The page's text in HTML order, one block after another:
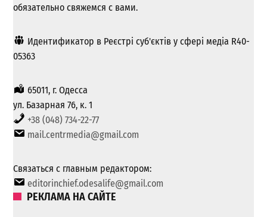
обязательно свяжемся с вами.
Идентификатор в Реєстрі суб'єктів у сфері медіа R40-
05363
65011, г. Одесса
ул. Базарная 76, к. 1
+38 (048) 734-22-77
mail.centrmedia@gmail.com
Связаться с главным редактором:
editorinchief.odesalife@gmail.com
РЕКЛАМА НА САЙТЕ